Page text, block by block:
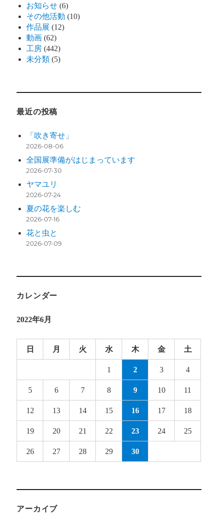
お知らせ (6)
その他活動 (10)
作品展 (12)
動画 (62)
工房 (442)
未分類 (5)
最近の投稿
「吹き寄せ」
2026-08-06
全国展準備がはじまっています
2026-07-30
ヤマユリ
2026-07-24
夏の花を楽しむ
2026-07-16
花と虫と
2026-07-09
カレンダー
2022年6月
日 月 火 水 木 金 土
1 2 3 4
5 6 7 8 9 10 11
12 13 14 15 16 17 18
19 20 21 22 23 24 25
26 27 28 29 30
アーカイブ